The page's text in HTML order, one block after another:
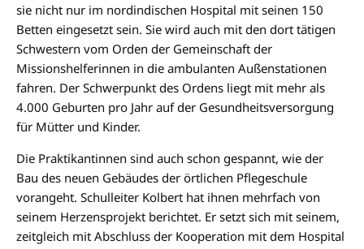
sie nicht nur im nordindischen Hospital mit seinen 150
Betten eingesetzt sein. Sie wird auch mit den dort tätigen
Schwestern vom Orden der Gemeinschaft der
Missionshelferinnen in die ambulanten Außenstationen
fahren. Der Schwerpunkt des Ordens liegt mit mehr als
4.000 Geburten pro Jahr auf der Gesundheitsversorgung
für Mütter und Kinder.
Die Praktikantinnen sind auch schon gespannt, wie der
Bau des neuen Gebäudes der örtlichen Pflegeschule
vorangeht. Schulleiter Kolbert hat ihnen mehrfach von
seinem Herzensprojekt berichtet. Er setzt sich mit seinem,
zeitgleich mit Abschluss der Kooperation mit dem Hospital